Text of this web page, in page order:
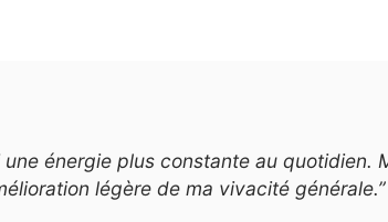
une énergie plus constante au quotidien.
légère de ma vivacité générale.”